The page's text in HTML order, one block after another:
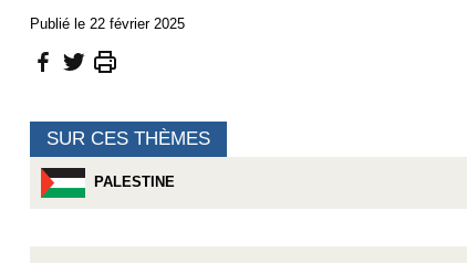
Publié le 22 février 2025
SUR CES THÈMES
PALESTINE